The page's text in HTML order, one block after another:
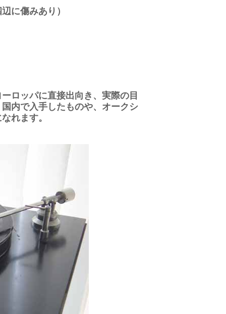
に傷みあり）
ロッパに直接出向き、実際の目
内で入手したものや、オークシ
れます。